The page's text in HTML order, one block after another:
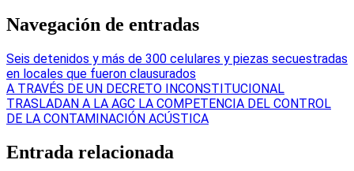
Navegación de entradas
Seis detenidos y más de 300 celulares y piezas secuestradas
en locales que fueron clausurados
A TRAVÉS DE UN DECRETO INCONSTITUCIONAL
TRASLADAN A LA AGC LA COMPETENCIA DEL CONTROL
DE LA CONTAMINACIÓN ACÚSTICA
Entrada relacionada